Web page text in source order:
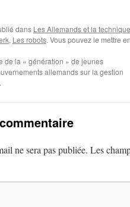
dans Les Allemands et la technique
, Les robots. Vous pouvez le mettre
de la « génération » de jeunes
allemands sur la gestion
ne sera pas publiée. Les